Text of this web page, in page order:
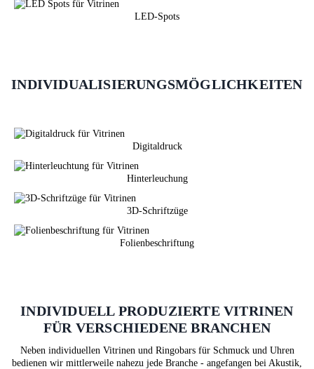
LED-Spots
INDIVIDUALISIERUNGSMÖGLICHKEITEN
Digitaldruck
Hinterleuchung
3D-Schriftzüge
Folienbeschriftung
INDIVIDUELL PRODUZIERTE VITRINEN
FÜR VERSCHIEDENE BRANCHEN
Neben individuellen Vitrinen und Ringobars für Schmuck und Uhren
bedienen wir mittlerweile nahezu jede Branche - angefangen bei Akustik,